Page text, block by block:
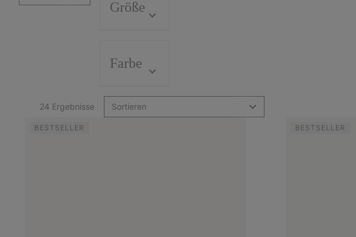
Größe
Farbe
24 Ergebnisse Sortieren
BESTSELLER BESTSELLER